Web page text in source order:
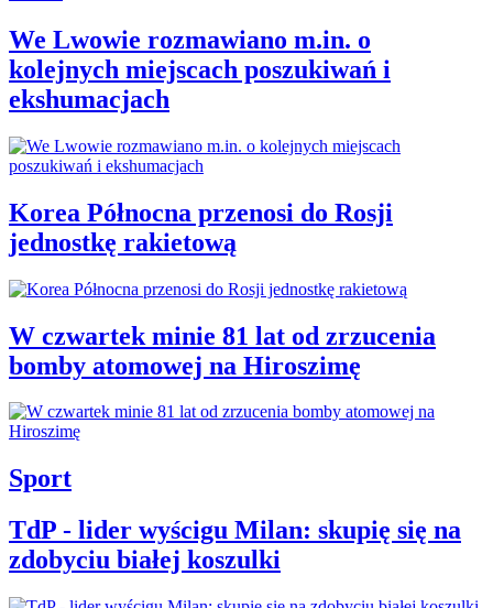
We Lwowie rozmawiano m.in. o
kolejnych miejscach poszukiwań i
ekshumacjach
Korea Północna przenosi do Rosji
jednostkę rakietową
W czwartek minie 81 lat od zrzucenia
bomby atomowej na Hiroszimę
Sport
TdP - lider wyścigu Milan: skupię się na
zdobyciu białej koszulki